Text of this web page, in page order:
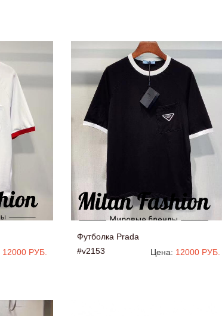
12000 РУБ.
Футболка Prada
#v2153
Цена: 12000 РУБ.